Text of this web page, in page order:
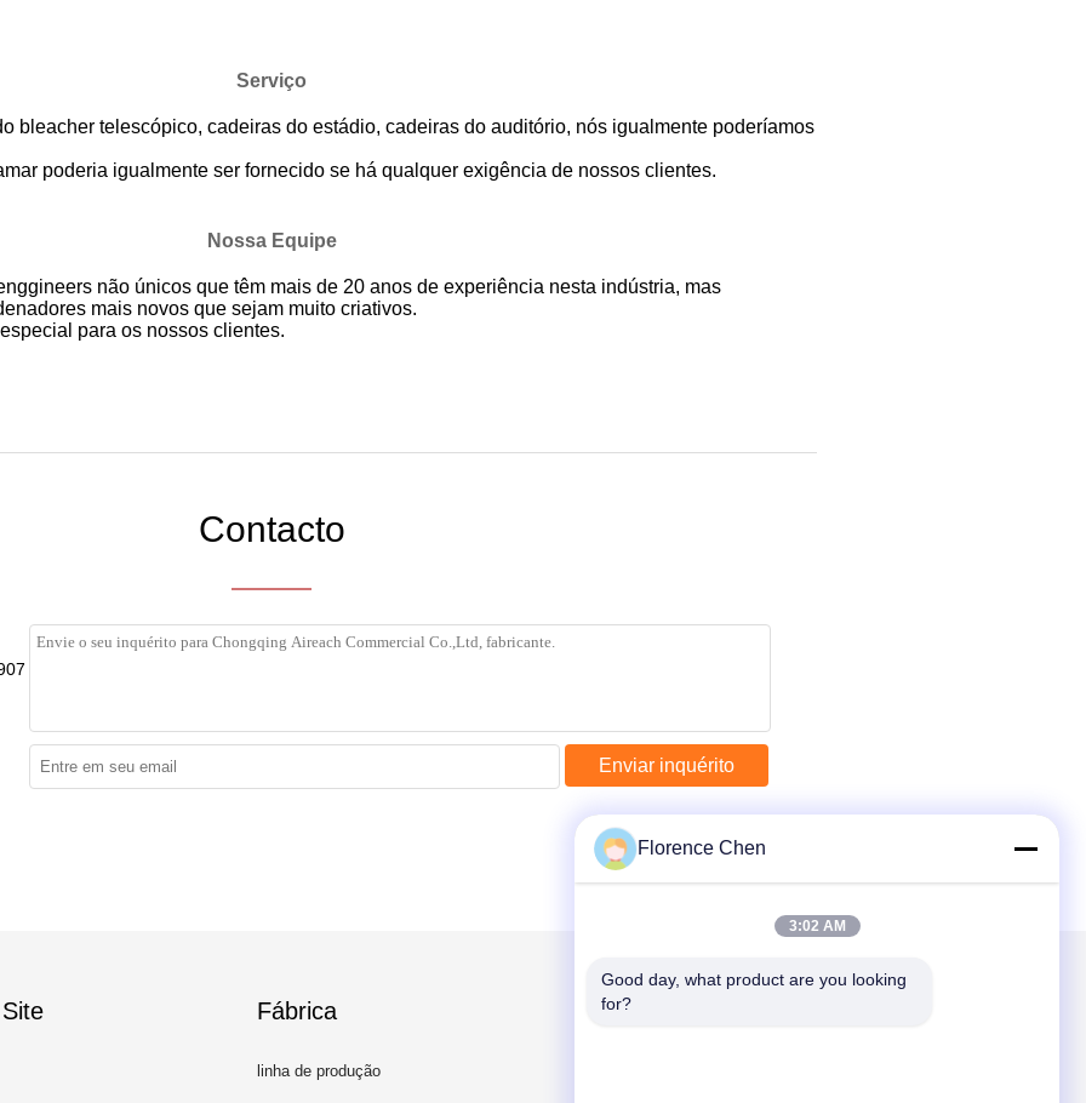
Serviço
bleacher telescópico, cadeiras do estádio, cadeiras do auditório, nós igualmente poderíamos
poderia igualmente ser fornecido se há qualquer exigência de nossos clientes.
Nossa Equipe
não únicos que têm mais de 20 anos de experiência nesta indústria, mas
mais novos que sejam muito criativos.
para os nossos clientes.
Contacto
Enviar inquérito
Fábrica
linha de produção
Envie-nos
Florence Chen
3:02 AM
Good day, what product are you looking
for?